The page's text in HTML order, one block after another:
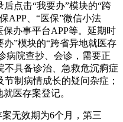
点击“我要办”模块的“跨
APP、“医保”微信小法
办事平台APP等。延期时
”模块的“跨省异地就医存
病院查抄、会诊，需要正
不具备诊治、急救危沉痾症
制病情成长的疑问杂症；
医存案登记。
无效期为6个月，第三